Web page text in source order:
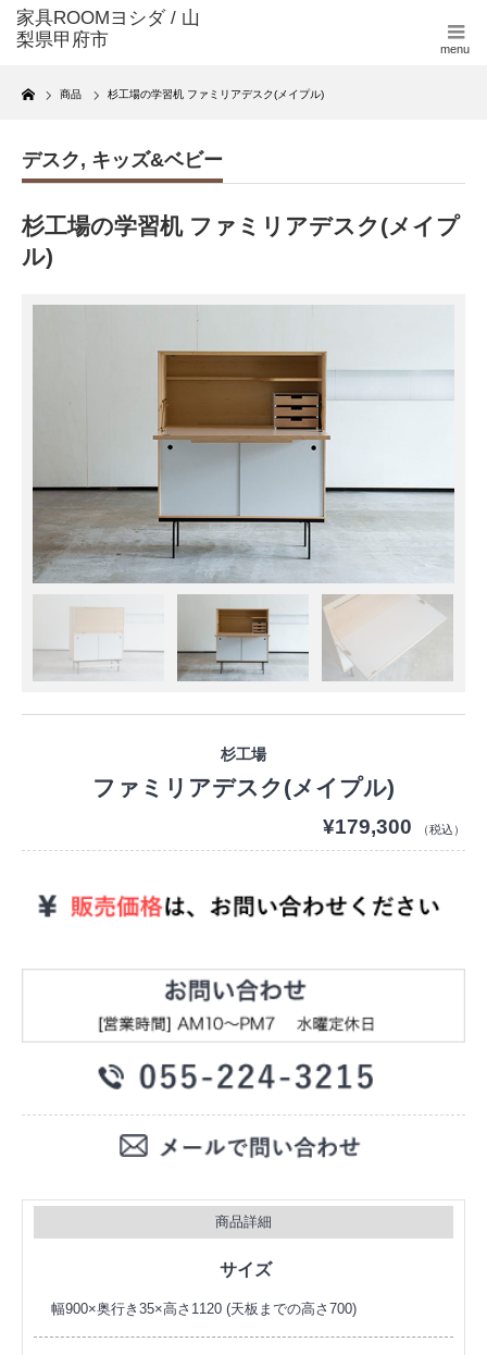
menu
Home
商品 杉工場の学習机 ファミリアデスク(メイプル)
デスク, キッズ&ベビー
杉工場の学習机 ファミリアデスク(メイプ
ル)
杉工場
ファミリアデスク(メイプル)
¥179,300 （税込）
商品詳細
サイズ
幅900×奥行き35×高さ1120 (天板までの高さ700)